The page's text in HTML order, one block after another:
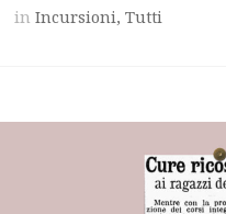
in Incursioni, Tutti